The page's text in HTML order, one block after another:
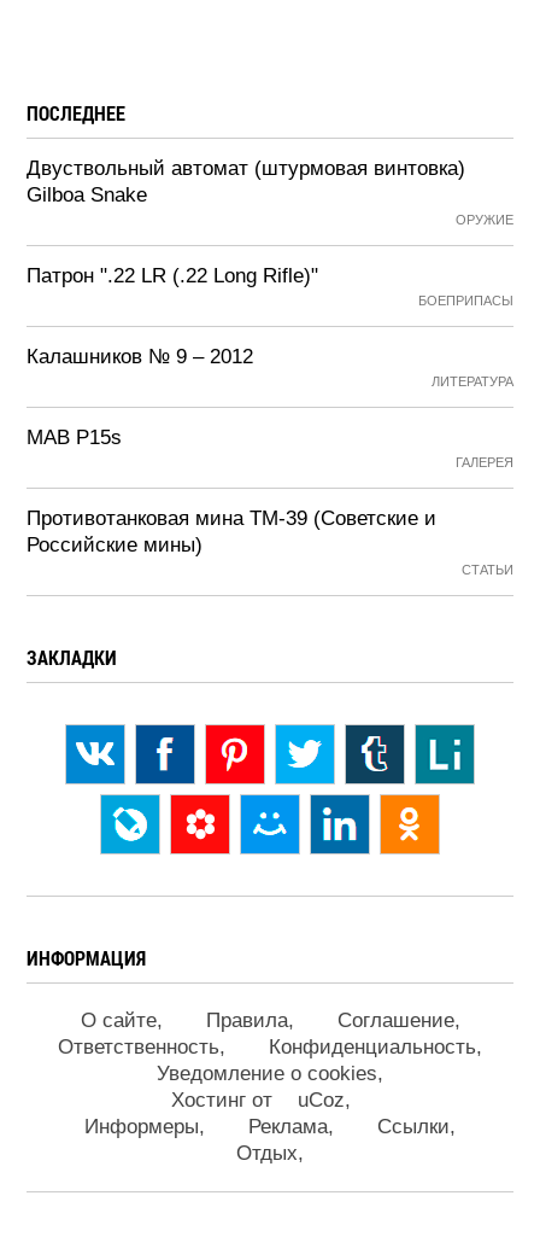
ПОСЛЕДНЕЕ
Двуствольный автомат (штурмовая винтовка)
Gilboa Snake
ОРУЖИЕ
Патрон ".22 LR (.22 Long Rifle)"
БОЕПРИПАСЫ
Калашников № 9 – 2012
ЛИТЕРАТУРА
MAB P15s
ГАЛЕРЕЯ
Противотанковая мина ТМ-39 (Советские и
Российские мины)
СТАТЬИ
ЗАКЛАДКИ
ИНФОРМАЦИЯ
О сайте Правила
Соглашение
Ответственность
Конфиденциальность
Уведомление о cookies
Хостинг от
uCoz
Информеры
Реклама
Ссылки
Отдых